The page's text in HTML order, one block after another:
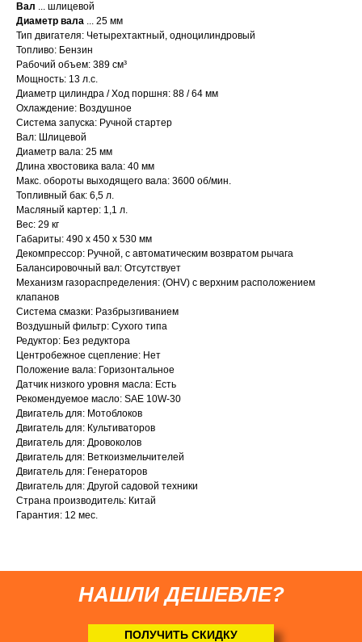
Вал ... шлицевой
Диаметр вала ... 25 мм
Тип двигателя: Четырехтактный, одноцилиндровый
Топливо: Бензин
Рабочий объем: 389 см³
Мощность: 13 л.с.
Диаметр цилиндра / Ход поршня: 88 / 64 мм
Охлаждение: Воздушное
Система запуска: Ручной стартер
Вал: Шлицевой
Диаметр вала: 25 мм
Длина хвостовика вала: 40 мм
Макс. обороты выходящего вала: 3600 об/мин.
Топливный бак: 6,5 л.
Масляный картер: 1,1 л.
Вес: 29 кг
Габариты: 490 x 450 x 530 мм
Декомпрессор: Ручной, с автоматическим возвратом рычага
Балансировочный вал: Отсутствует
Механизм газораспределения: (OHV) с верхним расположением
клапанов
Система смазки: Разбрызгиванием
Воздушный фильтр: Сухого типа
Редуктор: Без редуктора
Центробежное сцепление: Нет
Положение вала: Горизонтальное
Датчик низкого уровня масла: Есть
Рекомендуемое масло: SAE 10W-30
Двигатель для: Мотоблоков
Двигатель для: Культиваторов
Двигатель для: Дровоколов
Двигатель для: Веткоизмельчителей
Двигатель для: Генераторов
Двигатель для: Другой садовой техники
Страна производитель: Китай
Гарантия: 12 мес.
НАШЛИ ДЕШЕВЛЕ?
ПОЛУЧИТЬ СКИДКУ
Отправка
БЕЗ предоплаты
Привезем
БЕСПЛАТНО
Соберем мотоблок
(по желанию